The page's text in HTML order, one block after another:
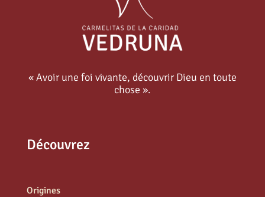
« Avoir une foi vivante, découvrir Dieu en toute
chose ».
Découvrez
Origines